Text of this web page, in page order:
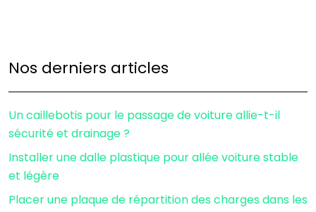
Nos derniers articles
Un caillebotis pour le passage de voiture allie-t-il
sécurité et drainage ?
Installer une dalle plastique pour allée voiture stable
et légère
Placer une plaque de répartition des charges dans les